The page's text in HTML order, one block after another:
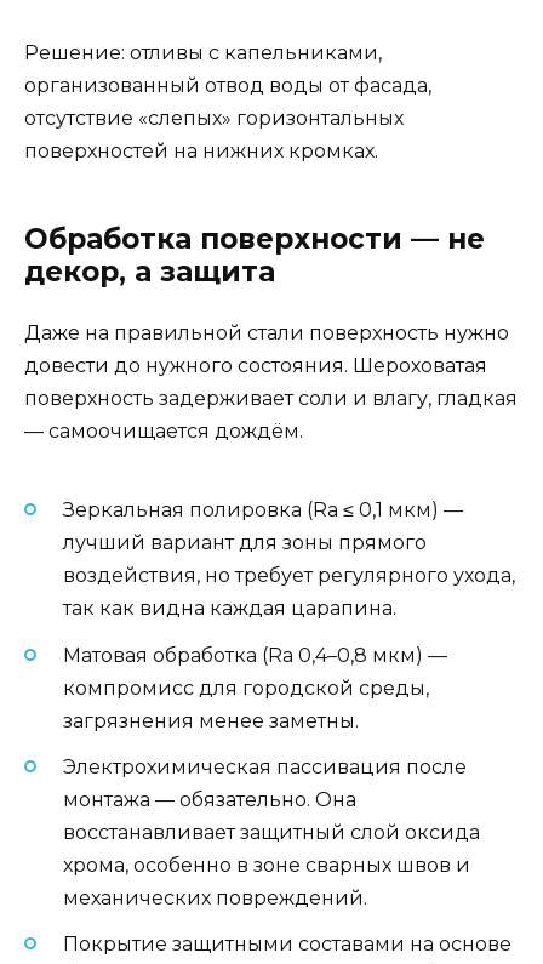
Решение: отливы с капельниками,
организованный отвод воды от фасада,
отсутствие «слепых» горизонтальных
поверхностей на нижних кромках.
Обработка поверхности — не
декор, а защита
Даже на правильной стали поверхность нужно
довести до нужного состояния. Шероховатая
поверхность задерживает соли и влагу, гладкая
— самоочищается дождём.
Зеркальная полировка (Ra ≤ 0,1 мкм) —
лучший вариант для зоны прямого
воздействия, но требует регулярного ухода,
так как видна каждая царапина.
Матовая обработка (Ra 0,4–0,8 мкм) —
компромисс для городской среды,
загрязнения менее заметны.
Электрохимическая пассивация после
монтажа — обязательно. Она
восстанавливает защитный слой оксида
хрома, особенно в зоне сварных швов и
механических повреждений.
Покрытие защитными составами на основе